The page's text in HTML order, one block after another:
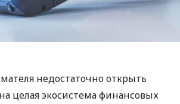
недостаточно открыть
целая экосистема финансовых